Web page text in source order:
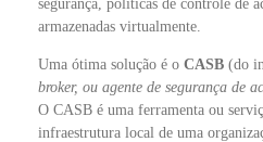
segurança, políticas de controle de
armazenadas virtualmente.
Uma ótima solução é o CASB (do
broker, ou agente de segurança de
O CASB é uma ferramenta ou
infraestrutura local de uma